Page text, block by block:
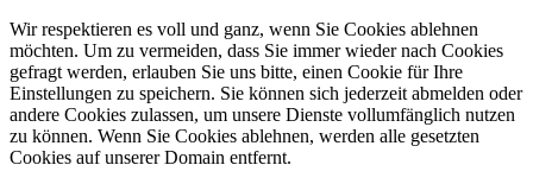
Wir respektieren es voll und ganz, wenn Sie Cookies ablehnen
möchten. Um zu vermeiden, dass Sie immer wieder nach Cookies
gefragt werden, erlauben Sie uns bitte, einen Cookie für Ihre
Einstellungen zu speichern. Sie können sich jederzeit abmelden oder
andere Cookies zulassen, um unsere Dienste vollumfänglich nutzen
zu können. Wenn Sie Cookies ablehnen, werden alle gesetzten
Cookies auf unserer Domain entfernt.